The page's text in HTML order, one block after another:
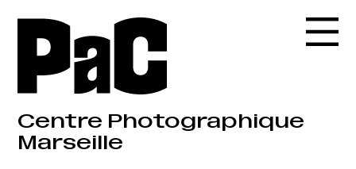
Centre Photographique
Marseille